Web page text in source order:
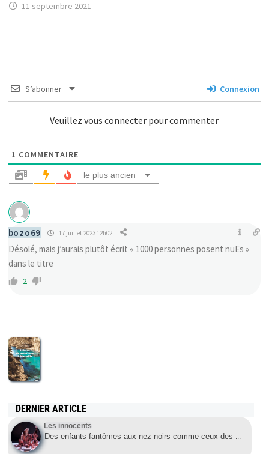
11 septembre 2021
S’abonner Connexion
Veuillez vous connecter pour commenter
1 COMMENTAIRE
le plus ancien
bozo69 17 juillet 2023 12h02
Désolé, mais j’aurais plutôt écrit « 1000 personnes posent nuEs »
dans le titre
2
DERNIER ARTICLE
Les innocents
Des enfants fantômes aux nez noirs comme ceux des ...